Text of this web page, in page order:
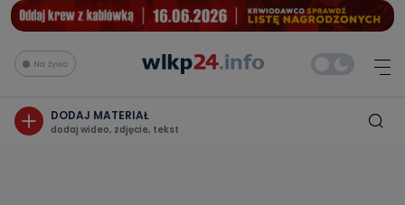
Na żywo
DODAJ MATERIAŁ
dodaj wideo, zdjęcie, tekst